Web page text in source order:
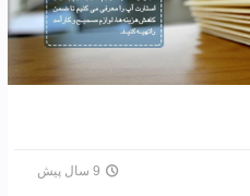
9 سال پیش